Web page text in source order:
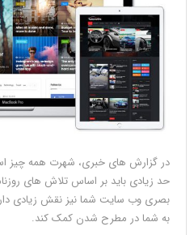
در گزارش های خبری، شهرت همه چیز
حد زیادی باید بر اساس تلاش های
بصری وب سایت شما نیز نقش زیادی
به شما در مطرح شدن کمک کند.